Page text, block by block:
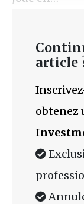
article
obtenez